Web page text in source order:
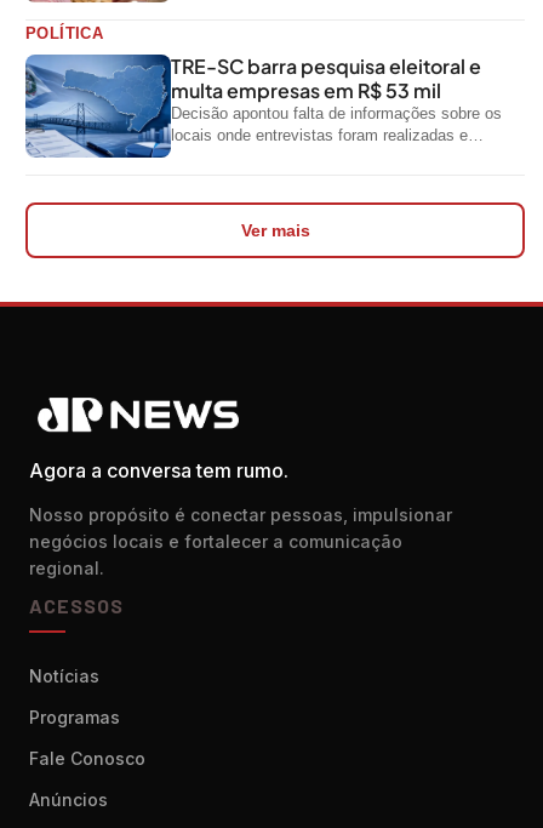
POLÍTICA
TRE-SC barra pesquisa eleitoral e
multa empresas em R$ 53 mil
Decisão apontou falta de informações sobre os
locais onde entrevistas foram realizadas e
Ver mais
Agora a conversa tem rumo.
Nosso propósito é conectar pessoas, impulsionar
negócios locais e fortalecer a comunicação
regional.
ACESSOS
Notícias
Programas
Fale Conosco
Anúncios